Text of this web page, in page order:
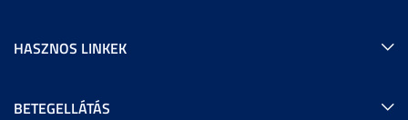
HASZNOS LINKEK
BETEGELLÁTÁS